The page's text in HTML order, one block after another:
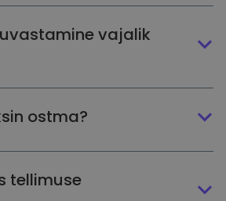
vajalik
ostma?
tellimuse